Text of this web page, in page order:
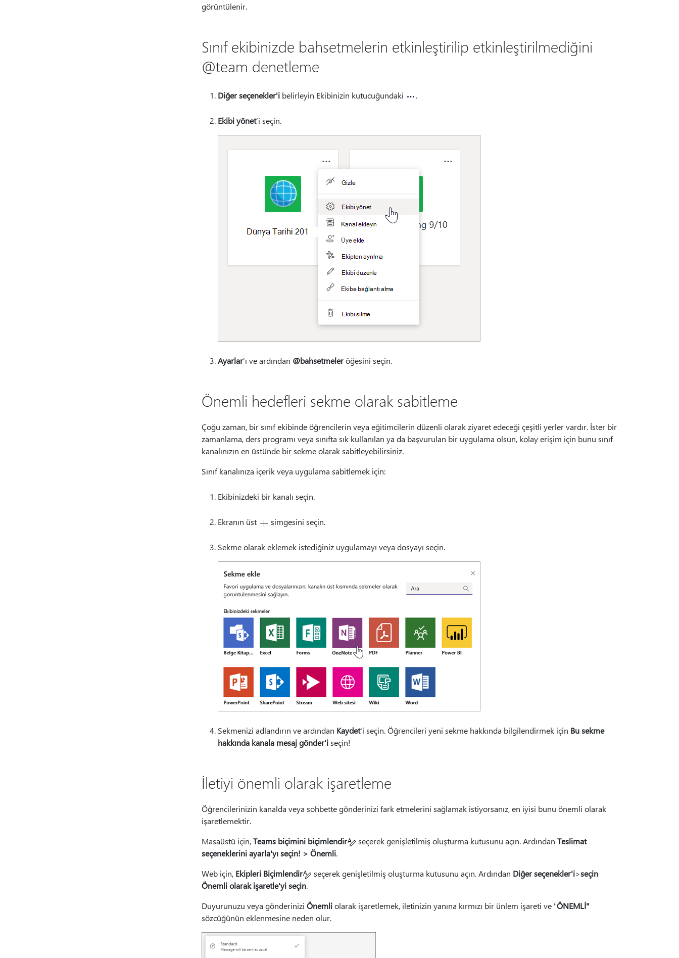
görüntülenir.
Sınıf ekibinizde bahsetmelerin etkinleştirilip etkinleştirilmediğini
@team denetleme
Diğer seçenekler'i belirleyin Ekibinizin kutucuğundaki .
Ekibi yönet’i seçin.
Ayarlar'ı ve ardından @bahsetmeleröğesini seçin.
Önemli hedefleri sekme olarak sabitleme
Çoğu zaman, bir sınıf ekibinde öğrencilerin veya eğitimcilerin düzenli olarak ziyaret edeceği çeşitli yerler vardır. İster bir
zamanlama, ders programı veya sınıfta sık kullanılan ya da başvurulan bir uygulama olsun, kolay erişim için bunu sınıf
kanalınızın en üstünde bir sekme olarak sabitleyebilirsiniz.
Sınıf kanalınıza içerik veya uygulama sabitlemek için:
Ekibinizdeki bir kanalı seçin.
Ekranın üst simgesini seçin.
Sekme olarak eklemek istediğiniz uygulamayı veya dosyayı seçin.
Sekmenizi adlandırın ve ardından Kaydet'i seçin. Öğrencileri yeni sekme hakkında bilgilendirmek için Bu sekme
hakkında kanala mesaj gönder'iseçin!
İletiyi önemli olarak işaretleme
Öğrencilerinizin kanalda veya sohbette gönderinizi fark etmelerini sağlamak istiyorsanız, en iyisi bunu önemli olarak
işaretlemektir.
Masaüstü için,Teams biçimini biçimlendir seçerek genişletilmiş oluşturma kutusunu açın. Ardından Teslimat
seçeneklerini ayarla'yı seçin! > Önemli.
Web için, Ekipleri Biçimlendir seçerek genişletilmiş oluşturma kutusunu açın. Ardından Diğer seçenekler'i>seçin
Önemli olarak işaretle'yi seçin.
Duyurunuzu veya gönderinizi Önemliolarak işaretlemek, iletinizin yanına kırmızı bir ünlem işareti ve "ÖNEMLİ"
sözcüğünün eklenmesine neden olur.